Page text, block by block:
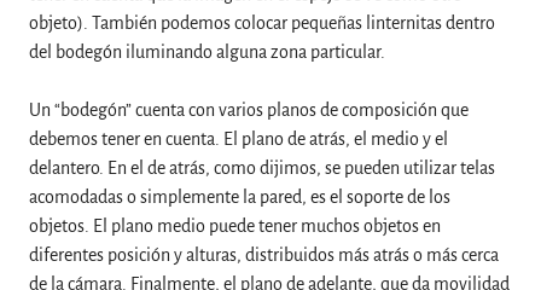
objeto). También podemos colocar pequeñas linternitas dentro
del bodegón iluminando alguna zona particular.
Un “bodegón” cuenta con varios planos de composición que
debemos tener en cuenta. El plano de atrás, el medio y el
delantero. En el de atrás, como dijimos, se pueden utilizar telas
acomodadas o simplemente la pared, es el soporte de los
objetos. El plano medio puede tener muchos objetos en
diferentes posición y alturas, distribuidos más atrás o más cerca
de la cámara. Finalmente, el plano de adelante, que da movilidad